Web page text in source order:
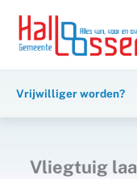
inhoud
naar
Vrijwilliger worden?
Vliegtuig